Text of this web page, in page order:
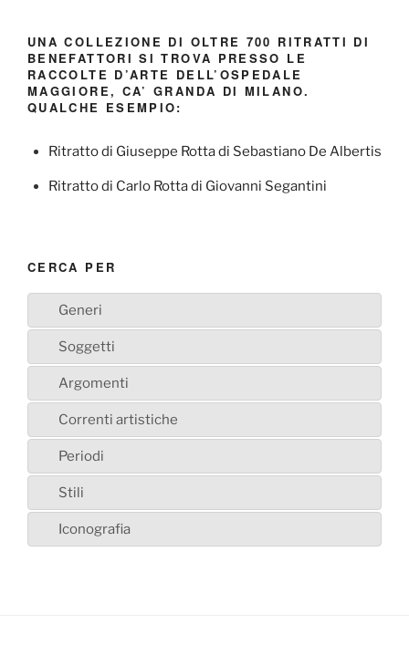
UNA COLLEZIONE DI OLTRE 700 RITRATTI DI
BENEFATTORI SI TROVA PRESSO LE
RACCOLTE D’ARTE DELL’OSPEDALE
MAGGIORE, CA’ GRANDA DI MILANO.
QUALCHE ESEMPIO:
Ritratto di Giuseppe Rotta di Sebastiano De Albertis
Ritratto di Carlo Rotta di Giovanni Segantini
CERCA PER
Generi
Soggetti
Argomenti
Correnti artistiche
Periodi
Stili
Iconografia